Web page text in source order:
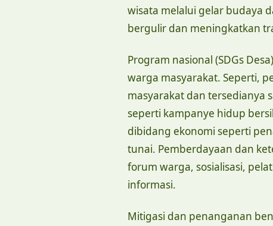
wisata melalui gelar budaya
bergulir dan meningkatkan
Program nasional (SDGs
warga masyarakat. Seperti,
masyarakat dan tersedianya
seperti kampanye hidup
dibidang ekonomi seperti
tunai. Pemberdayaan dan
forum warga, sosialisasi,
informasi.
Mitigasi dan penanganan